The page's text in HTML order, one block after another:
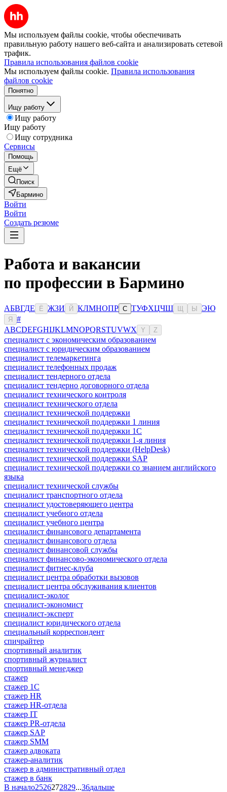
Мы используем файлы cookie, чтобы обеспечивать
правильную работу нашего веб-сайта и анализировать сетевой
трафик.
Правила использования файлов cookie
Мы используем файлы cookie. Правила использования
файлов cookie
Понятно
Ищу работу
Ищу работу
Ищу работу
Ищу сотрудника
Сервисы
Помощь
Ещё
Поиск
Бармино
Войти
Войти
Создать резюме
Работа и вакансии
по профессии в Бармино
АБВГДЕ Ё ЖЗИ Й КЛМНОПР С ТУФХЦЧШ Ы ЭЮ
Я
#
ABCDEFGHIJKLMNOPQRSTUVWX Y Z
специалист с экономическим образованием
специалист с юридическим образованием
специалист телемаркетинга
специалист телефонных продаж
специалист тендерного отдела
специалист тендерно договорного отдела
специалист технического контроля
специалист технического отдела
специалист технической поддержки
специалист технической поддержки 1 линия
специалист технической поддержки 1С
специалист технической поддержки 1-я линия
специалист технической поддержки (HelpDesk)
специалист технической поддержки SAP
специалист технической поддержки со знанием английского
языка
специалист технической службы
специалист транспортного отдела
специалист удостоверяющего центра
специалист учебного отдела
специалист учебного центра
специалист финансового департамента
специалист финансового отдела
специалист финансовой службы
специалист финансово-экономического отдела
специалист фитнес-клуба
специалист центра обработки вызовов
специалист центра обслуживания клиентов
специалист-эколог
специалист-экономист
специалист-эксперт
специалист юридического отдела
специальный корреспондент
спичрайтер
спортивный аналитик
спортивный журналист
спортивный менеджер
стажер
стажер 1С
стажер HR
стажер HR-отдела
стажер IT
стажер PR-отдела
стажер SAP
стажер SMM
стажер адвоката
стажер-аналитик
стажер в административный отдел
стажер в банк
В начало2526272829...36дальше